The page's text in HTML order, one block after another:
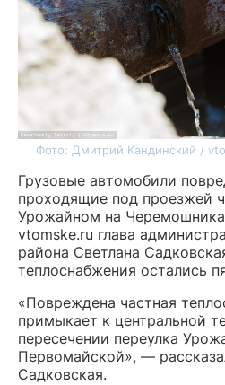
Фото: Дмитрий Кандинский /
Грузовые автомобили
проходящие под проезжей
Урожайном на
vtomske.ru глава
района Светлана
теплоснабжения остались
«Повреждена частная
примыкает к центральной
пересечении переулка
Первомайской», —
Садковская.